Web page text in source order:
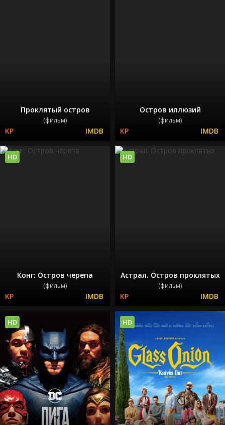
Проклятый остров
(фильм)
Остров иллюзий
(фильм)
Конг: Остров черепа
(фильм)
HD
Астрал. Остров проклятых
(фильм)
HD
HD HD